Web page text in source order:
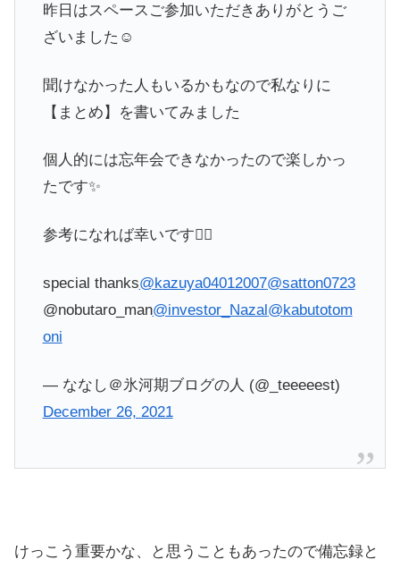
昨日はスペースご参加いただきありがとうご
ざいました☺️
聞けなかった人もいるかもなので私なりに
【まとめ】を書いてみました
個人的には忘年会できなかったので楽しかっ
たです✨
参考になれば幸いです🙇‍♂️
special thanks@kazuya04012007@satton0723
@nobutaro_man@investor_Nazal@kabutotom
oni
— ななし＠氷河期ブログの人 (@_teeeeest)
December 26, 2021
けっこう重要かな、と思うこともあったので備忘録と